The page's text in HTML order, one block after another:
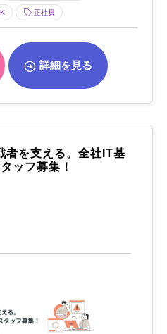
正社員
詳細を見る
者を支える。全社IT基
ッフ募集！